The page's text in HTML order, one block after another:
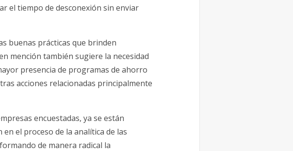
el tiempo de desconexión sin enviar
buenas prácticas que brinden
mención también sugiere la necesidad
presencia de programas de ahorro
acciones relacionadas principalmente
encuestadas, ya se están
el proceso de la analítica de las
de manera radical la